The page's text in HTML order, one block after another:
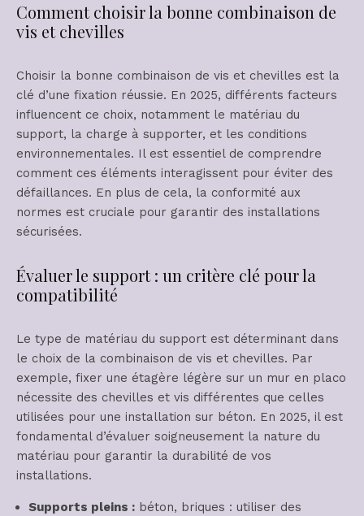
Comment choisir la bonne combinaison de
vis et chevilles
Choisir la bonne combinaison de vis et chevilles est la
clé d’une fixation réussie. En 2025, différents facteurs
influencent ce choix, notamment le matériau du
support, la charge à supporter, et les conditions
environnementales. Il est essentiel de comprendre
comment ces éléments interagissent pour éviter des
défaillances. En plus de cela, la conformité aux
normes est cruciale pour garantir des installations
sécurisées.
Évaluer le support : un critère clé pour la
compatibilité
Le type de matériau du support est déterminant dans
le choix de la combinaison de vis et chevilles. Par
exemple, fixer une étagère légère sur un mur en placo
nécessite des chevilles et vis différentes que celles
utilisées pour une installation sur béton. En 2025, il est
fondamental d’évaluer soigneusement la nature du
matériau pour garantir la durabilité de vos
installations.
Supports pleins : béton, briques : utiliser des